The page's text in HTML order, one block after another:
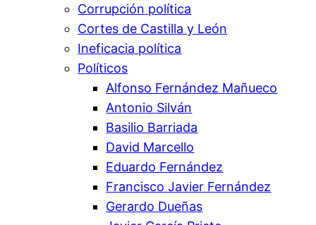
Corrupción política
Cortes de Castilla y León
Ineficacia política
Políticos
Alfonso Fernández Mañueco
Antonio Silván
Basilio Barriada
David Marcello
Eduardo Fernández
Francisco Javier Fernández
Gerardo Dueñas